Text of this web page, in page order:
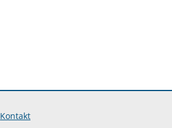
Kontakt